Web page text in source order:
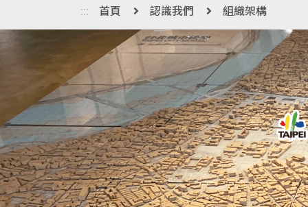
::: 首頁 認識我們 組織架構